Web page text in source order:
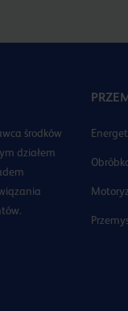
środków
działem